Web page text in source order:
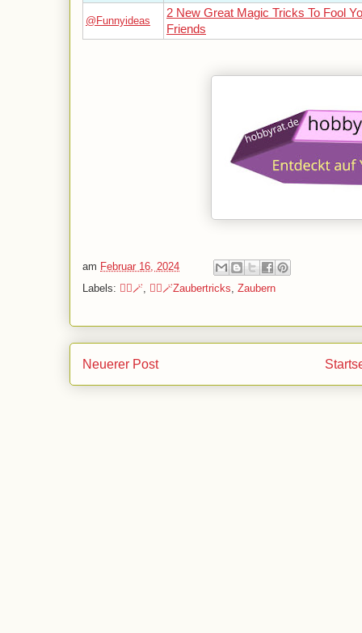
@Funnyideas
2 New Great Magic Tricks To Fool
Friends
am Februar 16, 2024
Labels: 🧙‍♂️🪄 🧙‍♂️🪄Zaubertricks Zaubern
Neuerer Post